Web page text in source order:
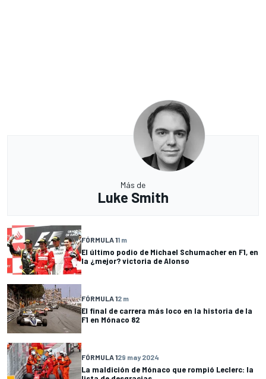
Más de
Luke Smith
FÓRMULA 11 m
El último podio de Michael Schumacher en F1, en
la ¿mejor? victoria de Alonso
FÓRMULA 12 m
El final de carrera más loco en la historia de la
F1 en Mónaco 82
FÓRMULA 129 may 2024
La maldición de Mónaco que rompió Leclerc: la